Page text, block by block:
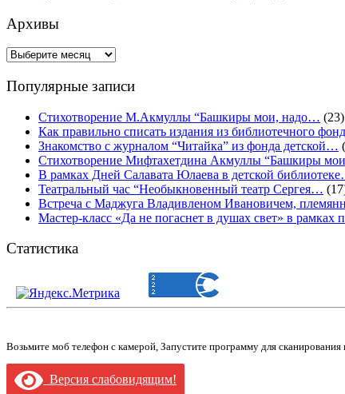
Архивы
Архивы
Популярные записи
Стихотворение М.Акмуллы “Башкиры мои, надо… (23)
Как правильно списать издания из библиотечного
Знакомство с журналом “Читайка” из фонда детской…
Стихотворение Мифтахетдина Акмуллы “Башкиры
В рамках Дней Салавата Юлаева в детской
Театральный час “Необыкновенный театр Сергея…
Встреча с Маджуга Владивленом Ивановичем,
Мастер-класс «Да не погаснет в душах свет» в
Статистика
Возьмите моб телефон с камерой, Запустите программу для
Версия слабовидящим!